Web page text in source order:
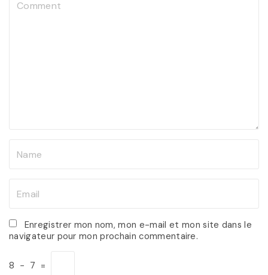
*
a
i
l
Enregistrer mon nom, mon e-mail et mon site dans le
navigateur pour mon prochain commentaire.
8 − 7 =